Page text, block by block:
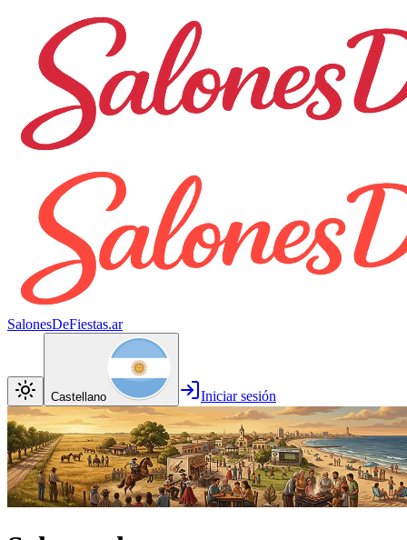
SalonesDeFiestas.ar
Castellano Iniciar sesión